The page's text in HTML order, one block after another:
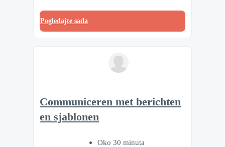
Pogledajte sada
Communiceren met berichten
en sjablonen
Oko 30 minuta